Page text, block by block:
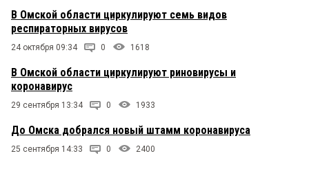
В Омской области циркулируют семь видов
респираторных вирусов
24 октября 09:34 0 1618
В Омской области циркулируют риновирусы и
коронавирус
29 сентября 13:34 0 1933
До Омска добрался новый штамм коронавируса
25 сентября 14:33 0 2400